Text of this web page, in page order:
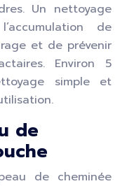
Un nettoyage
de
et de prévenir
Environ 5
simple et
de
de cheminée